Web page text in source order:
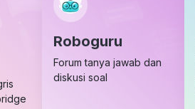
Roboguru
Forum tanya jawab dan
diskusi soal